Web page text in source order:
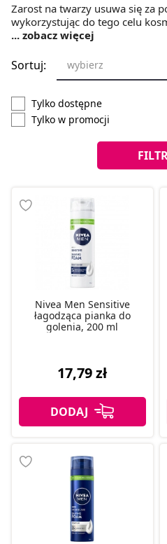
Zarost na twarzy usuwa się za
wykorzystując do tego celu
Poszczególne produkty mają
poświęcić chwilę na dobór
ten zapobiega ewentualnym
golenia, a w jakich sytuacjach
... zobacz więcej
Sortuj: wybierz
Tylko dostępne
Tylko w promocji
Nivea Men Sensitive
łagodząca pianka do
golenia, 200 ml
17,79 zł